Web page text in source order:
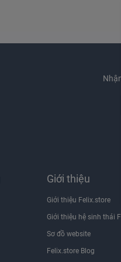
Giới thiệu
Giới thiệu Felix.store
Giới thiệu hệ sinh thái
Sơ đồ website
Felix.store Blog